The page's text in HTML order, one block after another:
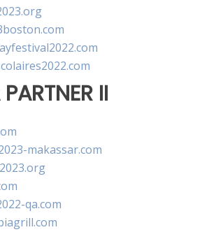
II
makassar.com
qa.com